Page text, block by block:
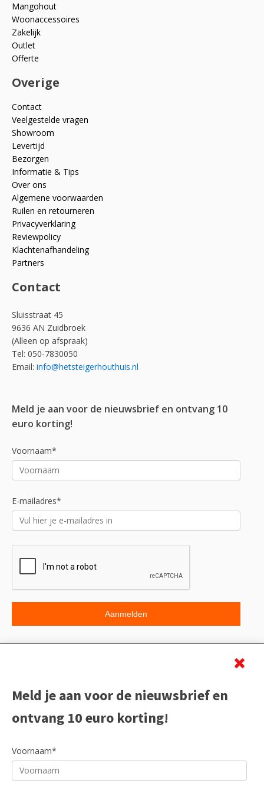
Mangohout
Woonaccessoires
Zakelijk
Outlet
Offerte
Overige
Contact
Veelgestelde vragen
Showroom
Levertijd
Bezorgen
Informatie & Tips
Over ons
Algemene voorwaarden
Ruilen en retourneren
Privacyverklaring
Reviewpolicy
Klachtenafhandeling
Partners
Contact
Sluisstraat 45
9636 AN Zuidbroek
(Alleen op afspraak)
Tel: 050-7830050
Email: info@hetsteigerhouthuis.nl
Meld je aan voor de nieuwsbrief en ontvang 10
euro korting!
Voornaam*
E-mailadres*
Meld je aan voor de nieuwsbrief en
ontvang 10 euro korting!
Voornaam*